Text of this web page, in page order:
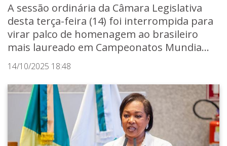
A sessão ordinária da Câmara Legislativa
desta terça-feira (14) foi interrompida para
virar palco de homenagem ao brasileiro
mais laureado em Campeonatos Mundia...
14/10/2025 18:48